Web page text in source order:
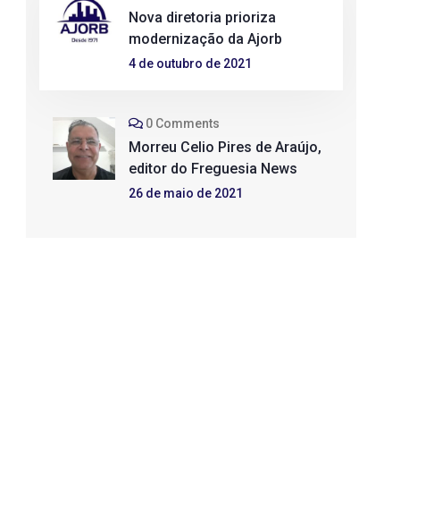
Nova diretoria prioriza
modernização da Ajorb
4 de outubro de 2021
0 Comments
Morreu Celio Pires de Araújo,
editor do Freguesia News
26 de maio de 2021